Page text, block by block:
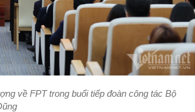
về FPT trong buổi tiếp đoàn công tác Bộ